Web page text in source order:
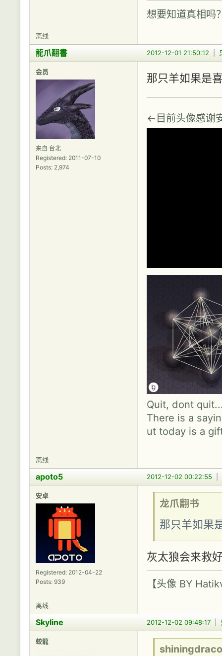
想要知道真相吗
离线
2012-12-01 21:50:12
龍爪翻書
会员
来自 台北
Registered: 2011-07-10
Posts: 2,974
那只羊如果是
←目前头像感谢
Quit, dont
There is a
ut today is a
离线
2012-12-02 00:22:55
apoto5
安卓
Registered: 2012-04-22
Posts: 939
龙爪翻书
那只羊如果
灰太狼会来救
【头像 BY
离线
2012-12-02 09:48:17
Skyline
蛟龍